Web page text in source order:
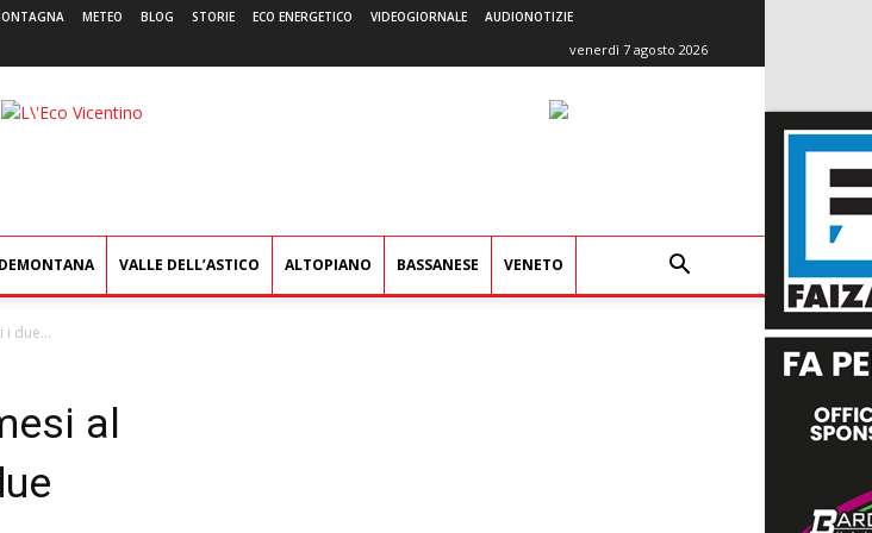
METEO BLOG STORIE ECO ENERGETICO VIDEOGIORNALE AUDIONOTIZIE
venerdì 7 agosto 2026
L'Eco
VALLE DELL’ASTICO ALTOPIANO BASSANESE VENETO
i due...
al